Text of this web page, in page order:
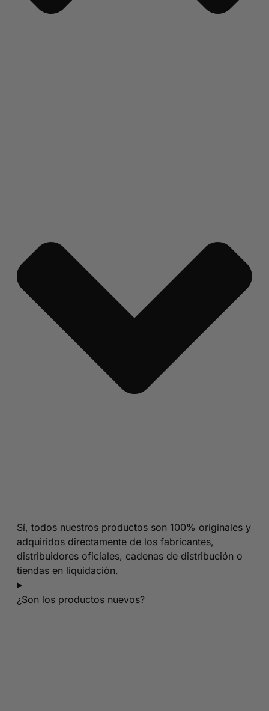
Sí, todos nuestros productos son 100% originales y
adquiridos directamente de los fabricantes,
distribuidores oficiales, cadenas de distribución o
tiendas en liquidación.
¿Son los productos nuevos?